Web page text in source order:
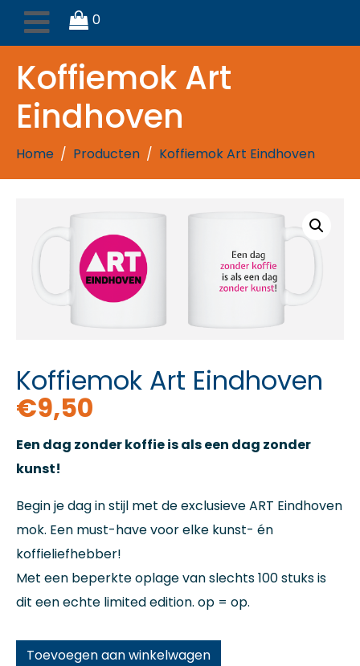
0
Koffiemok Art
Eindhoven
Home Producten Koffiemok Art Eindhoven
Koffiemok Art Eindhoven
€9,50
Een dag zonder koffie is als een dag zonder
kunst!
Begin je dag in stijl met de exclusieve ART Eindhoven
mok. Een must-have voor elke kunst- én
koffieliefhebber!
Met een beperkte oplage van slechts 100 stuks is
dit een echte limited edition. op = op.
Toevoegen aan winkelwagen